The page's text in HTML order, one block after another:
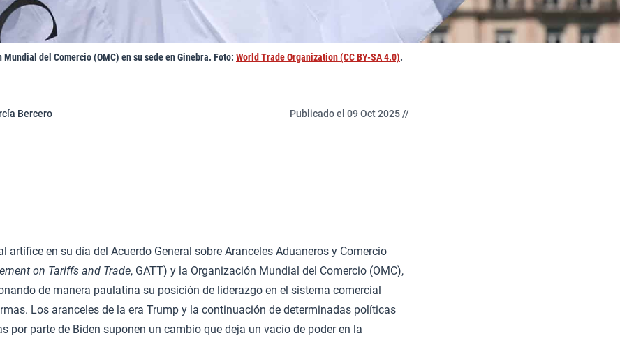
del Comercio (OMC) en su sede en Ginebra. Foto: World Trade Organization (CC BY-SA 4.0).
Bercero Publicado el 09 Oct 2025 //
artífice en su día del Acuerdo General sobre Aranceles Aduaneros y Comercio
on Tariffs and Trade, GATT) y la Organización Mundial del Comercio (OMC),
de manera paulatina su posición de liderazgo en el sistema comercial
Los aranceles de la era Trump y la continuación de determinadas políticas
por parte de Biden suponen un cambio que deja un vacío de poder en la